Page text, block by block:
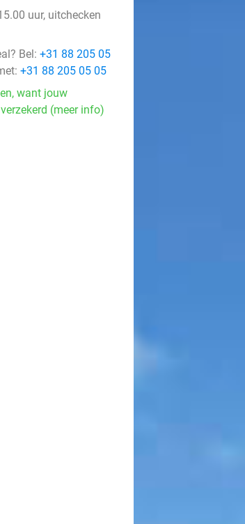
uur, uitchecken
Bel: +31 88 205 05
+31 88 205 05 05
want jouw
(meer info)